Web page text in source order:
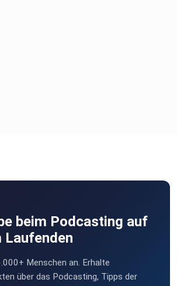
beim Podcasting auf
Laufenden
Menschen an. Erhalte
über das Podcasting, Tipps der